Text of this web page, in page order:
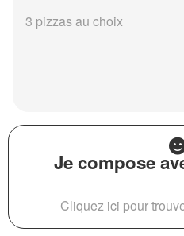
3 pizzas au choix
Je compose
Cliquez ici pour